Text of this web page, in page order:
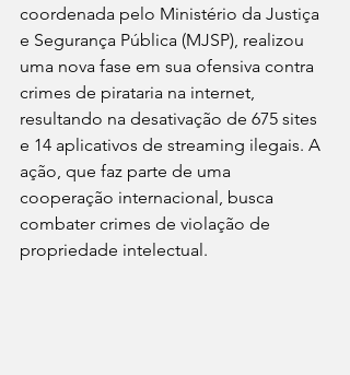
coordenada pelo Ministério da Justiça
e Segurança Pública (MJSP), realizou
uma nova fase em sua ofensiva contra
crimes de pirataria na internet,
resultando na desativação de 675 sites
e 14 aplicativos de streaming ilegais. A
ação, que faz parte de uma
cooperação internacional, busca
combater crimes de violação de
propriedade intelectual.